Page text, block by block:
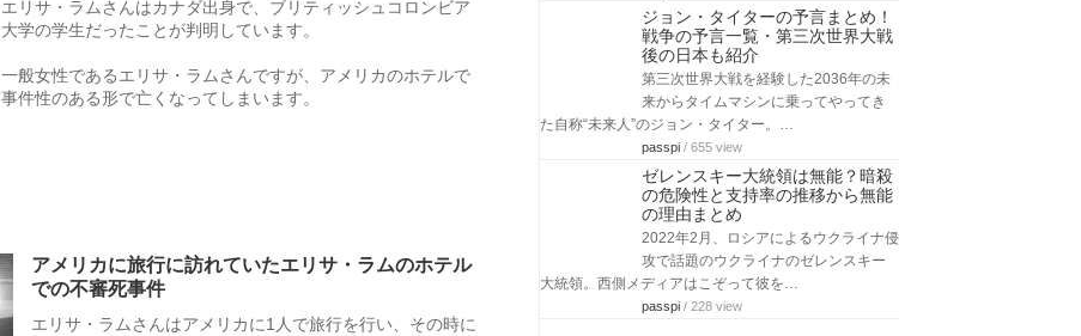
エリサ・ラムさんはカナダ出身で、ブリティッシュコロンビア
大学の学生だったことが判明しています。
一般女性であるエリサ・ラムさんですが、アメリカのホテルで
事件性のある形で亡くなってしまいます。
アメリカに旅行に訪れていたエリサ・ラムのホテル
での不審死事件
エリサ・ラムさんはアメリカに1人で旅行を行い、その時に
ジョン・タイターの予言まとめ！
戦争の予言一覧・第三次世界大戦
後の日本も紹介
第三次世界大戦を経験した2036年の未
来からタイムマシンに乗ってやってき
た自称“未来人”のジョン・タイター。…
passpi / 655 view
ゼレンスキー大統領は無能？暗殺
の危険性と支持率の推移から無能
の理由まとめ
2022年2月、ロシアによるウクライナ侵
攻で話題のウクライナのゼレンスキー
大統領。西側メディアはこぞって彼を…
passpi / 228 view